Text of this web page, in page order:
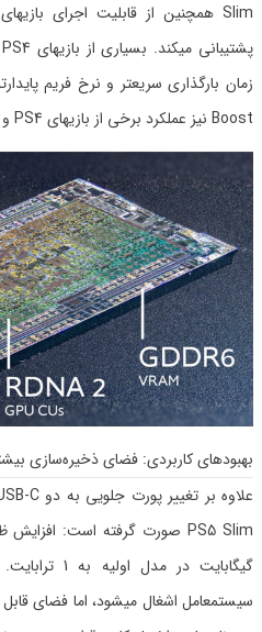
Boost نیز عملکرد برخی از بازیهای PS4 و PS5 را بهبود میبخشد.
بهبودهای کاربردی: فضای ذخیره‌سازی
گیگابایت در
سیستمعامل اشغال میشود، اما فضای